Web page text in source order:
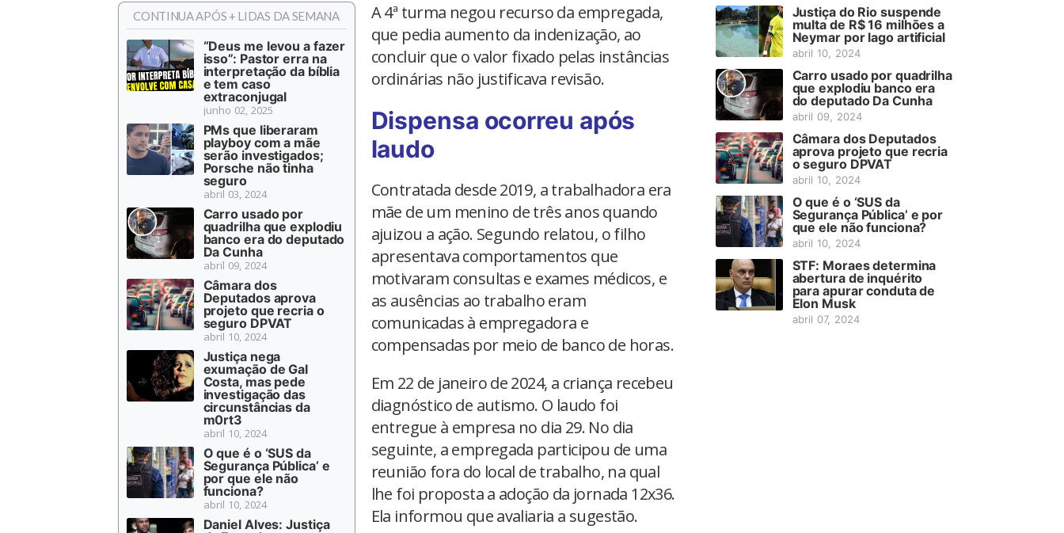
CONTINUA APÓS + LIDAS DA SEMANA
“Deus me levou a fazer
isso”: Pastor erra na
interpretação da bíblia
e tem caso
extraconjugal
junho 02, 2025
PMs que liberaram
playboy com a mãe
serão investigados;
Porsche não tinha
seguro
abril 03, 2024
Carro usado por
quadrilha que explodiu
banco era do deputado
Da Cunha
abril 09, 2024
Câmara dos
Deputados aprova
projeto que recria o
seguro DPVAT
abril 10, 2024
Justiça nega
exumação de Gal
Costa, mas pede
investigação das
circunstâncias da
m0rt3
abril 10, 2024
O que é o ‘SUS da
Segurança Pública’ e
por que ele não
funciona?
abril 10, 2024
Daniel Alves: Justiça
A 4ª turma negou recurso da empregada,
que pedia aumento da indenização, ao
concluir que o valor fixado pelas instâncias
ordinárias não justificava revisão.
Dispensa ocorreu após
laudo
Contratada desde 2019, a trabalhadora era
mãe de um menino de três anos quando
ajuizou a ação. Segundo relatou, o filho
apresentava comportamentos que
motivaram consultas e exames médicos, e
as ausências ao trabalho eram
comunicadas à empregadora e
compensadas por meio de banco de horas.
Em 22 de janeiro de 2024, a criança recebeu
diagnóstico de autismo. O laudo foi
entregue à empresa no dia 29. No dia
seguinte, a empregada participou de uma
reunião fora do local de trabalho, na qual
lhe foi proposta a adoção da jornada 12x36.
Ela informou que avaliaria a sugestão.
Justiça do Rio suspende
multa de R$ 16 milhões a
Neymar por lago artificial
abril 10, 2024
Carro usado por quadrilha
que explodiu banco era
do deputado Da Cunha
abril 09, 2024
Câmara dos Deputados
aprova projeto que recria
o seguro DPVAT
abril 10, 2024
O que é o ‘SUS da
Segurança Pública’ e por
que ele não funciona?
abril 10, 2024
STF: Moraes determina
abertura de inquérito
para apurar conduta de
Elon Musk
abril 07, 2024